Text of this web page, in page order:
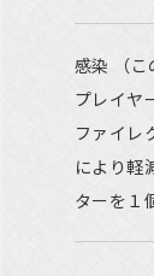
感染 （こ
プレイヤ
ファイレ
により軽
ターを１